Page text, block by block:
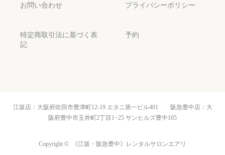
お問い合わせ プライバシーポリシー
特定商取引法に基づく表
記
予約
江坂店：大阪府吹田市豊津町12-19 エタニ第一ビル401 阪急豊中店：大
阪府豊中市玉井町2丁目1−25 サンヒルズ豊中105
Copyright © 《江坂・阪急豊中》レンタルサロンエアリ